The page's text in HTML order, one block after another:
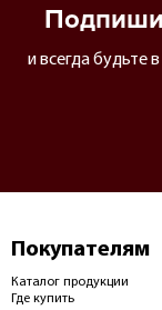
и всегда будьте
Покупателям
Каталог продукции
Где купить